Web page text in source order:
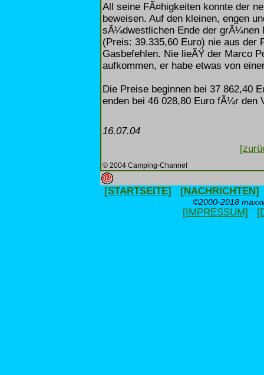
All seine FÃ¤higkeiten konnte der
beweisen. Auf den kleinen, engen
sÃ¼dwestlichen Ende der grÃ¼nen
(Preis: 39.335,60 Euro) nie aus der
Gasbefehlen. Nie lieÃŸ der Marco
aufkommen, er habe etwas von
Die Preise beginnen bei 37 862,40
enden bei 46 028,80 Euro fÃ¼r den
16.07.04
© 2004 Camping-Channel
[STARTSEITE] [NACHRICHTEN]
©2000-2018
[IMPRESSUM]